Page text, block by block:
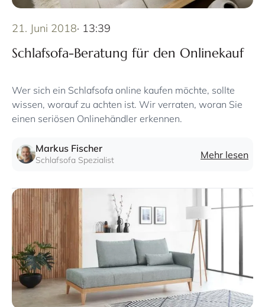
21. Juni 2018· 13:39
Schlafsofa-Beratung für den Onlinekauf
Wer sich ein Schlafsofa online kaufen möchte, sollte
wissen, worauf zu achten ist. Wir verraten, woran Sie
einen seriösen Onlinehändler erkennen.
Markus Fischer
Schlafsofa Spezialist Mehr lesen